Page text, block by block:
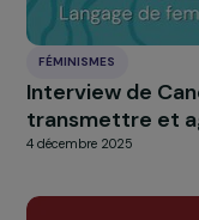
femmes et les
20 mars 2026